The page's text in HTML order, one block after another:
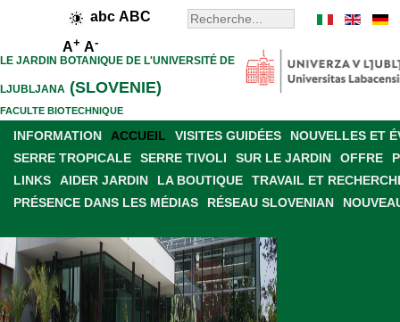
abc ABC
A+ A-
LE JARDIN BOTANIQUE DE L'UNIVERSITÉ DE
LJUBLJANA (SLOVENIE)
FACULTE BIOTECHNIQUE
INFORMATION ACCUEIL VISITES GUIDÉES
NOUVELLES ET
SERRE TROPICALE
SERRE TIVOLI SUR LE JARDIN OFFRE
LINKS
AIDER JARDIN LA BOUTIQUE
TRAVAIL ET
PRÉSENCE DANS LES MÉDIAS
RÉSEAU SLOVENIAN